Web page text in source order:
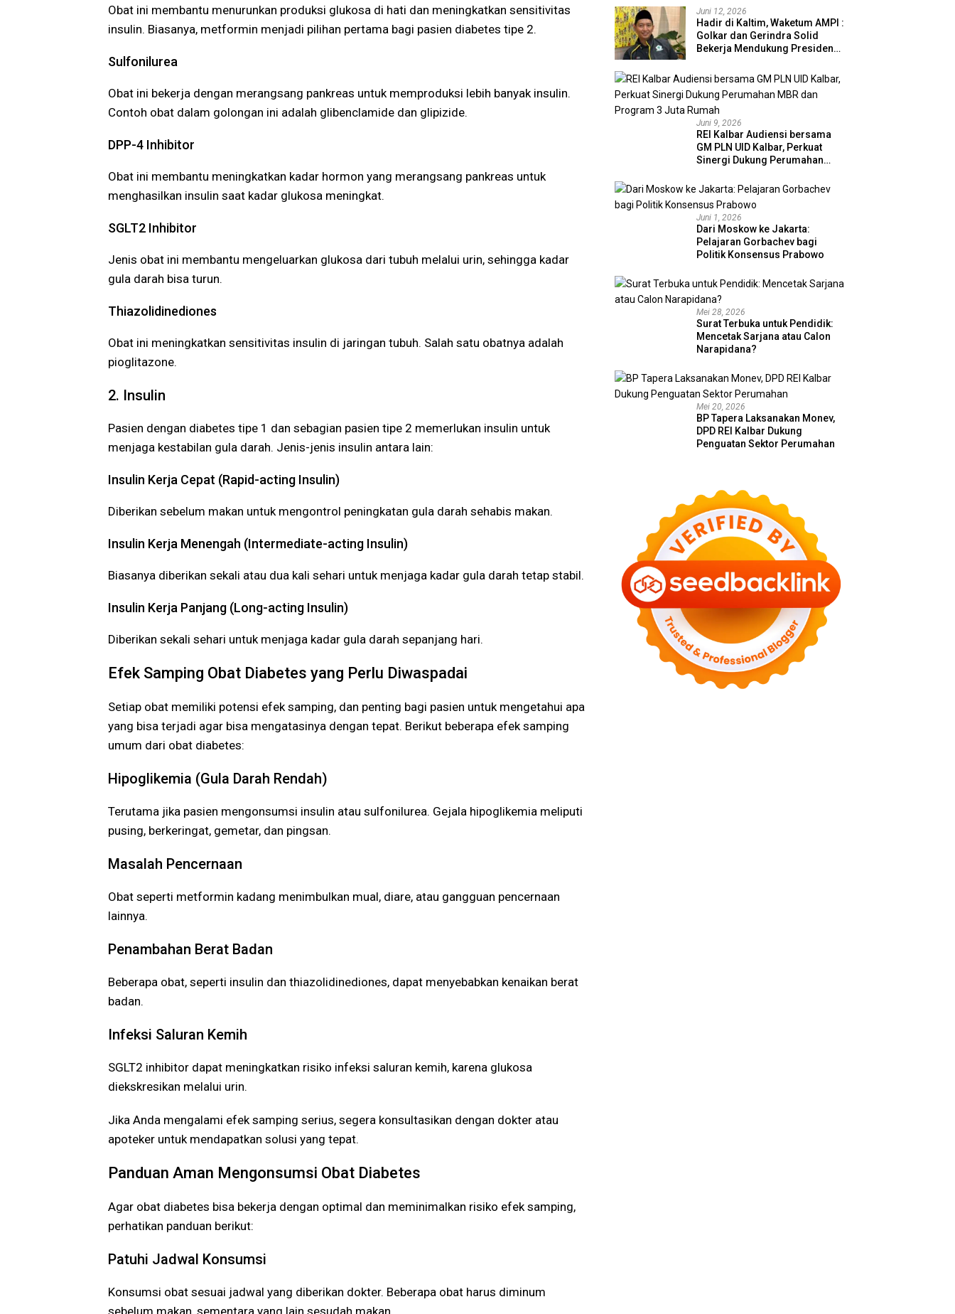
Obat ini membantu menurunkan produksi glukosa di hati dan meningkatkan sensitivitas
insulin. Biasanya, metformin menjadi pilihan pertama bagi pasien diabetes tipe 2.
Sulfonilurea
Obat ini bekerja dengan merangsang pankreas untuk memproduksi lebih banyak insulin.
Contoh obat dalam golongan ini adalah glibenclamide dan glipizide.
DPP-4 Inhibitor
Obat ini membantu meningkatkan kadar hormon yang merangsang pankreas untuk
menghasilkan insulin saat kadar glukosa meningkat.
SGLT2 Inhibitor
Jenis obat ini membantu mengeluarkan glukosa dari tubuh melalui urin, sehingga kadar
gula darah bisa turun.
Thiazolidinediones
Obat ini meningkatkan sensitivitas insulin di jaringan tubuh. Salah satu obatnya adalah
pioglitazone.
2. Insulin
Pasien dengan diabetes tipe 1 dan sebagian pasien tipe 2 memerlukan insulin untuk
menjaga kestabilan gula darah. Jenis-jenis insulin antara lain:
Insulin Kerja Cepat (Rapid-acting Insulin)
Diberikan sebelum makan untuk mengontrol peningkatan gula darah sehabis makan.
Insulin Kerja Menengah (Intermediate-acting Insulin)
Biasanya diberikan sekali atau dua kali sehari untuk menjaga kadar gula darah tetap stabil.
Insulin Kerja Panjang (Long-acting Insulin)
Diberikan sekali sehari untuk menjaga kadar gula darah sepanjang hari.
Efek Samping Obat Diabetes yang Perlu Diwaspadai
Setiap obat memiliki potensi efek samping, dan penting bagi pasien untuk mengetahui apa
yang bisa terjadi agar bisa mengatasinya dengan tepat. Berikut beberapa efek samping
umum dari obat diabetes:
Hipoglikemia (Gula Darah Rendah)
Terutama jika pasien mengonsumsi insulin atau sulfonilurea. Gejala hipoglikemia meliputi
pusing, berkeringat, gemetar, dan pingsan.
Masalah Pencernaan
Obat seperti metformin kadang menimbulkan mual, diare, atau gangguan pencernaan
lainnya.
Penambahan Berat Badan
Beberapa obat, seperti insulin dan thiazolidinediones, dapat menyebabkan kenaikan berat
badan.
Infeksi Saluran Kemih
SGLT2 inhibitor dapat meningkatkan risiko infeksi saluran kemih, karena glukosa
diekskresikan melalui urin.
Jika Anda mengalami efek samping serius, segera konsultasikan dengan dokter atau
apoteker untuk mendapatkan solusi yang tepat.
Panduan Aman Mengonsumsi Obat Diabetes
Agar obat diabetes bisa bekerja dengan optimal dan meminimalkan risiko efek samping,
perhatikan panduan berikut:
Patuhi Jadwal Konsumsi
Konsumsi obat sesuai jadwal yang diberikan dokter. Beberapa obat harus diminum
sebelum makan, sementara yang lain sesudah makan.
Juni 12, 2026
Hadir di Kaltim, Waketum AMPI :
Golkar dan Gerindra Solid
Bekerja Mendukung Presiden
Kedaulatan Negara
Juni 9, 2026
REI Kalbar Audiensi bersama
GM PLN UID Kalbar, Perkuat
Sinergi Dukung Perumahan
Rumah
Juni 1, 2026
Dari Moskow ke Jakarta:
Pelajaran Gorbachev bagi
Politik Konsensus Prabowo
Mei 28, 2026
Surat Terbuka untuk Pendidik:
Mencetak Sarjana atau Calon
Narapidana?
Mei 20, 2026
BP Tapera Laksanakan Monev,
DPD REI Kalbar Dukung
Penguatan Sektor Perumahan